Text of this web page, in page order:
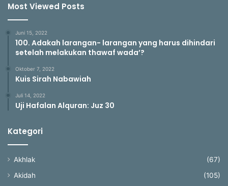
Most Viewed Posts
Juni 15, 2022
100. Adakah larangan- larangan yang harus dihindari
setelah melakukan thawaf wada’?
Oktober 7, 2022
Kuis Sirah Nabawiah
Juli 14, 2022
Uji Hafalan Alquran: Juz 30
Kategori
Akhlak
(67)
Akidah
(105)